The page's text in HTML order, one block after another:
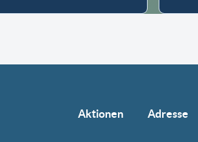
Aktionen Adresse